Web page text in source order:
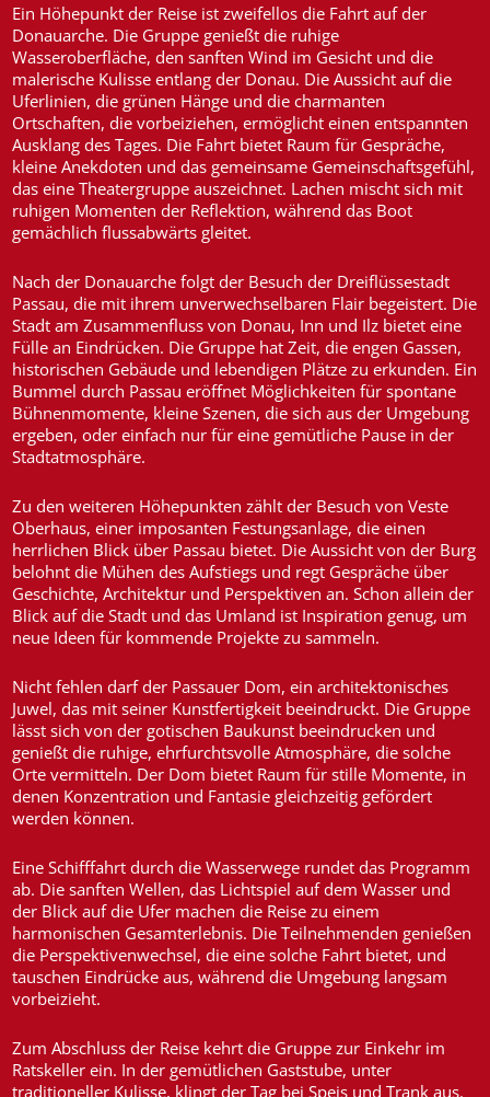
Ein Höhepunkt der Reise ist zweifellos die Fahrt auf der
Donauarche. Die Gruppe genießt die ruhige
Wasseroberfläche, den sanften Wind im Gesicht und die
malerische Kulisse entlang der Donau. Die Aussicht auf die
Uferlinien, die grünen Hänge und die charmanten
Ortschaften, die vorbeiziehen, ermöglicht einen entspannten
Ausklang des Tages. Die Fahrt bietet Raum für Gespräche,
kleine Anekdoten und das gemeinsame Gemeinschaftsgefühl,
das eine Theatergruppe auszeichnet. Lachen mischt sich mit
ruhigen Momenten der Reflektion, während das Boot
gemächlich flussabwärts gleitet.
Nach der Donauarche folgt der Besuch der Dreiflüssestadt
Passau, die mit ihrem unverwechselbaren Flair begeistert. Die
Stadt am Zusammenfluss von Donau, Inn und Ilz bietet eine
Fülle an Eindrücken. Die Gruppe hat Zeit, die engen Gassen,
historischen Gebäude und lebendigen Plätze zu erkunden. Ein
Bummel durch Passau eröffnet Möglichkeiten für spontane
Bühnenmomente, kleine Szenen, die sich aus der Umgebung
ergeben, oder einfach nur für eine gemütliche Pause in der
Stadtatmosphäre.
Zu den weiteren Höhepunkten zählt der Besuch von Veste
Oberhaus, einer imposanten Festungsanlage, die einen
herrlichen Blick über Passau bietet. Die Aussicht von der Burg
belohnt die Mühen des Aufstiegs und regt Gespräche über
Geschichte, Architektur und Perspektiven an. Schon allein der
Blick auf die Stadt und das Umland ist Inspiration genug, um
neue Ideen für kommende Projekte zu sammeln.
Nicht fehlen darf der Passauer Dom, ein architektonisches
Juwel, das mit seiner Kunstfertigkeit beeindruckt. Die Gruppe
lässt sich von der gotischen Baukunst beeindrucken und
genießt die ruhige, ehrfurchtsvolle Atmosphäre, die solche
Orte vermitteln. Der Dom bietet Raum für stille Momente, in
denen Konzentration und Fantasie gleichzeitig gefördert
werden können.
Eine Schifffahrt durch die Wasserwege rundet das Programm
ab. Die sanften Wellen, das Lichtspiel auf dem Wasser und
der Blick auf die Ufer machen die Reise zu einem
harmonischen Gesamterlebnis. Die Teilnehmenden genießen
die Perspektivenwechsel, die eine solche Fahrt bietet, und
tauschen Eindrücke aus, während die Umgebung langsam
vorbeizieht.
Zum Abschluss der Reise kehrt die Gruppe zur Einkehr im
Ratskeller ein. In der gemütlichen Gaststube, unter
traditioneller Kulisse, klingt der Tag bei Speis und Trank aus.